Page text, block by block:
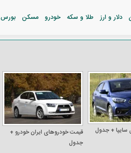
دلار و ارز طلا و سکه خودرو مسکن بورس
+ جدول
قیمت خودرو‌های ایران خودرو +
جدول